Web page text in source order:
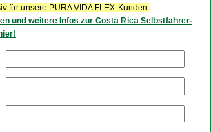
für unsere PURA VIDA FLEX-Kunden.
und weitere Infos zur Costa Rica Selbstfahrer-